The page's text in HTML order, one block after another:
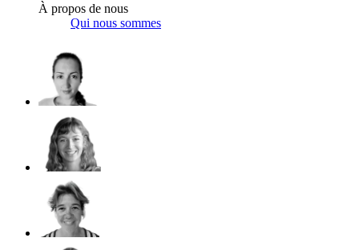
À propos de nous
Qui nous sommes